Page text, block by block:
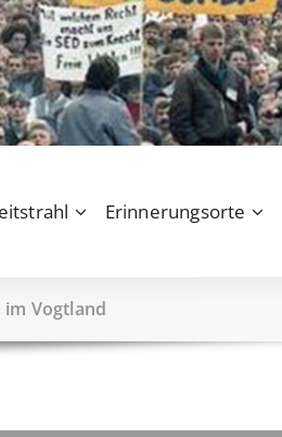
Erinnerungsorte
Vogtland